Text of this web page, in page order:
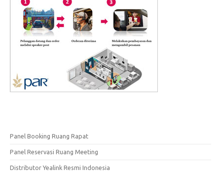
Panel Booking Ruang Rapat
Panel Reservasi Ruang Meeting
Distributor Yealink Resmi Indonesia